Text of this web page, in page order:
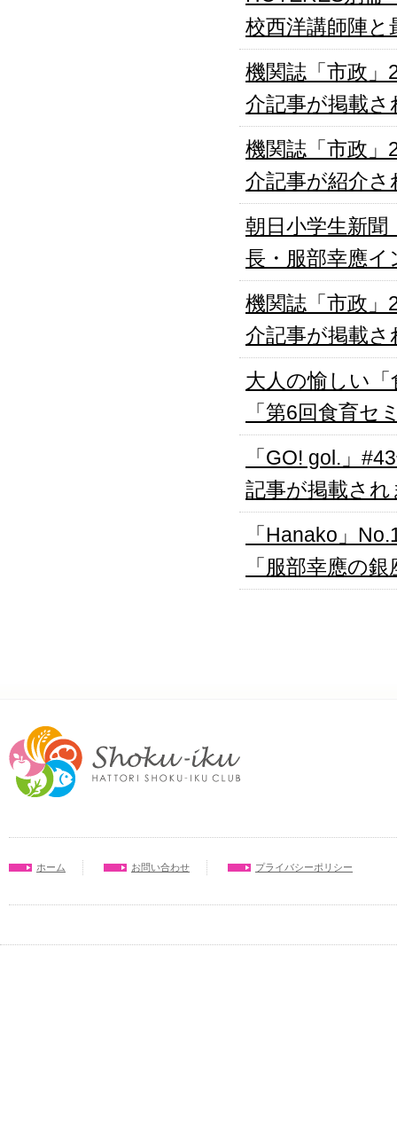
校西洋講師陣
機関誌「市政」
介記事が掲載
機関誌「市政」
介記事が紹介
朝日小学生新
長・服部幸應
機関誌「市政」
介記事が掲載
大人の愉しい
「第6回食育セ
「GO! gol.」
記事が掲載さ
「Hanako」
「服部幸應の
ホーム お問い合わせ プライバシーポリシー